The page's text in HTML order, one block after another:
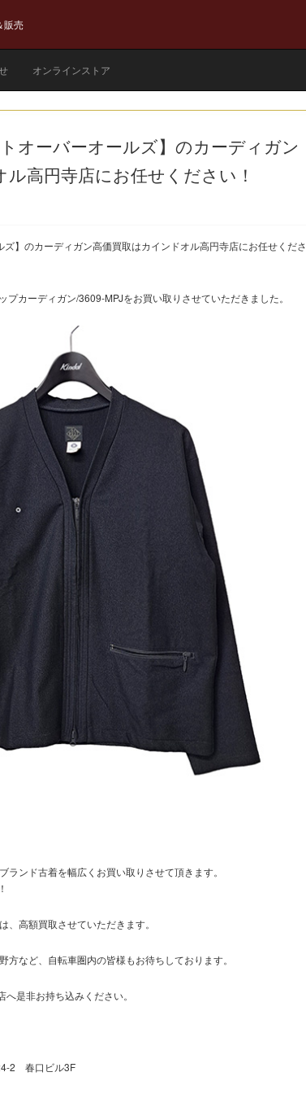
販売
オンラインストア
トオーバーオールズ】のカーディガン
高円寺店にお任せください！
ズ】のカーディガン高価買取はカインドオル高円寺店にお任せくださ
カーディガン/3609-MPJをお買い取りさせていただきました。
ランド古着を幅広くお買い取りさせて頂きます。
高額買取させていただきます。
など、自転車圏内の皆様もお待ちしております。
是非お持ち込みください。
2 春口ビル3F